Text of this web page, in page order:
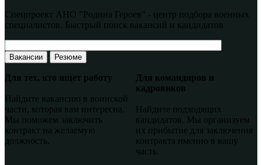
Спецпроект АНО "Родина Героев" - центр подбора военных
специалистов. Быстрый поиск вакансий и кандидатов
Вакансии Резюме
Для тех, кто ищет работу
Найдите вакансию в воинской
части, которая вам интересна.
Мы поможем заключить
контракт на желаемую
должность.
Для командиров и
кадровиков
Найдите подходящих
кандидатов. Мы организуем
их прибытие для заключения
контракта именно в вашу
часть.